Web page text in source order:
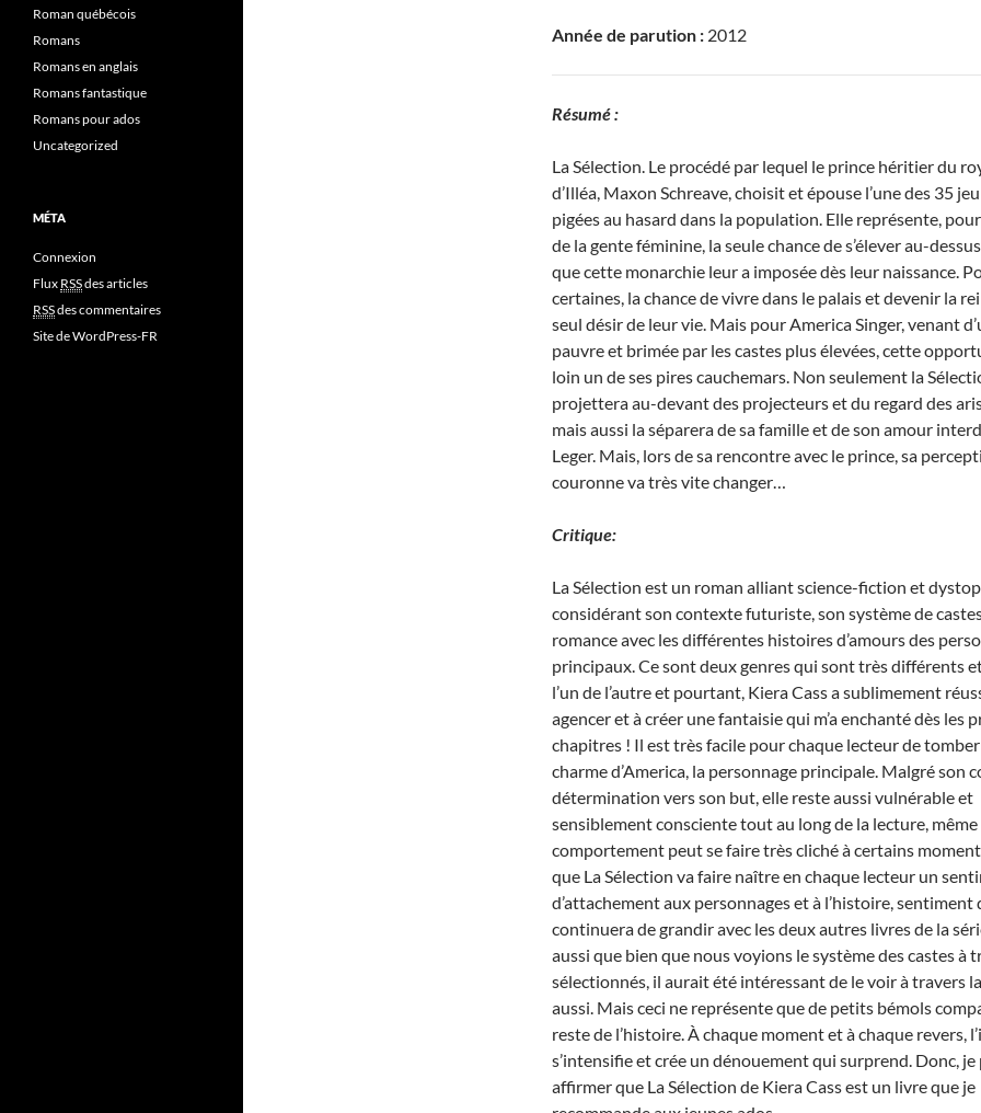
Année de parution : 2012
Résumé :
La Sélection. Le procédé par lequel le prince héritier du
d’Illéa, Maxon Schreave, choisit et épouse l’une des 35
pigées au hasard dans la population. Elle représente,
de la gente féminine, la seule chance de s’élever au-
que cette monarchie leur a imposée dès leur naissance.
certaines, la chance de vivre dans le palais et devenir la
seul désir de leur vie. Mais pour America Singer, venant
pauvre et brimée par les castes plus élevées, cette
loin un de ses pires cauchemars. Non seulement la
projettera au-devant des projecteurs et du regard des
mais aussi la séparera de sa famille et de son amour
Leger. Mais, lors de sa rencontre avec le prince, sa
couronne va très vite changer…
Critique:
La Sélection est un roman alliant science-fiction et
considérant son contexte futuriste, son système de
romance avec les différentes histoires d’amours des
principaux. Ce sont deux genres qui sont très différents
l’un de l’autre et pourtant, Kiera Cass a sublimement
agencer et à créer une fantaisie qui m’a enchanté dès les
chapitres ! Il est très facile pour chaque lecteur de
charme d’America, la personnage principale. Malgré son
détermination vers son but, elle reste aussi vulnérable et
sensiblement consciente tout au long de la lecture, même
comportement peut se faire très cliché à certains
que La Sélection va faire naître en chaque lecteur un
d’attachement aux personnages et à l’histoire, sentiment
continuera de grandir avec les deux autres livres de la
aussi que bien que nous voyions le système des castes à
sélectionnés, il aurait été intéressant de le voir à travers
aussi. Mais ceci ne représente que de petits bémols
reste de l’histoire. À chaque moment et à chaque revers,
s’intensifie et crée un dénouement qui surprend. Donc, je
affirmer que La Sélection de Kiera Cass est un livre que je
Roman québécois
Romans
Romans en anglais
Romans fantastique
Romans pour ados
Uncategorized
MÉTA
Connexion
Flux RSSdes articles
RSSdes commentaires
Site de WordPress-FR